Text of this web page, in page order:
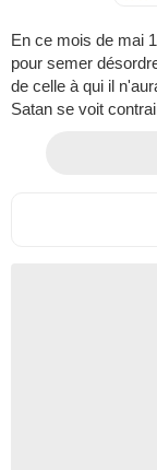
En ce mois de mai
pour semer
de celle à qui il
Satan se voit